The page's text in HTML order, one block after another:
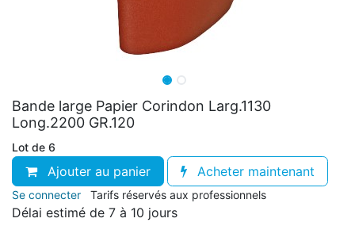
Bande large Papier Corindon Larg.1130
Long.2200 GR.120
Lot de 6
Ajouter au panier Acheter maintenant
Se connecter Tarifs réservés aux professionnels
Délai estimé de 7 à 10 jours